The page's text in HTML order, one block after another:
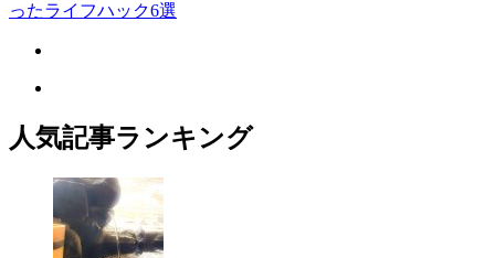
ったライフハック6選
人気記事ランキング